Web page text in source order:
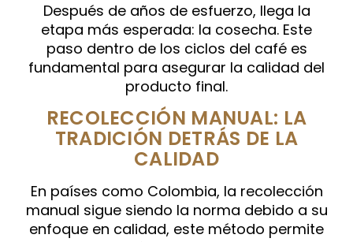
Después de años de esfuerzo, llega la
etapa más esperada: la cosecha. Este
paso dentro de los ciclos del café es
fundamental para asegurar la calidad del
producto final.
RECOLECCIÓN MANUAL: LA
TRADICIÓN DETRÁS DE LA
CALIDAD
En países como Colombia, la recolección
manual sigue siendo la norma debido a su
enfoque en calidad, este método permite